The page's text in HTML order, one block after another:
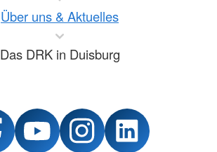
Über uns & Aktuelles
Das DRK in Duisburg